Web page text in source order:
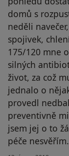
domů s
neděli
spojivek,
175/120 mne
silných
život, za což
jednalo o
provedl
preventivně
jsem jej o to
péče nesvěřím.